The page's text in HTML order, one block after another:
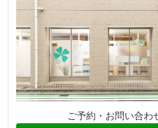
ご予約・お問い合わ